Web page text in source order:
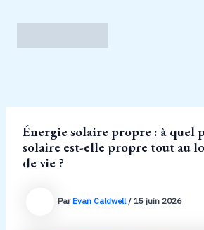
Énergie solaire propre : à quel
solaire est-elle propre tout au
de vie ?
ParEvan Caldwell / 15 juin 2026